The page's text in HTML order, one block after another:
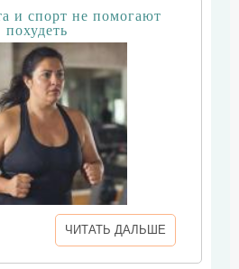
и спорт не помогают
похудеть
ЧИТАТЬ ДАЛЬШЕ